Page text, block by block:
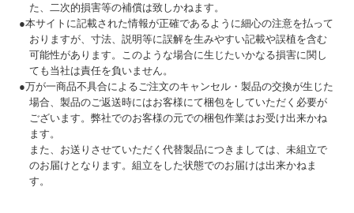
た、二次的損害等の補償は致しかねます。
●本サイトに記載された情報が正確であるように細心の注意を払って
おりますが、寸法、説明等に誤解を生みやすい記載や誤植を含む
可能性があります。このような場合に生じたいかなる損害に関し
ても当社は責任を負いません。
●万が一商品不具合によるご注文のキャンセル・製品の交換が生じた
場合、製品のご返送時にはお客様にて梱包をしていただく必要が
ございます。弊社でのお客様の元での梱包作業はお受け出来かね
ます。
また、お送りさせていただく代替製品につきましては、未組立で
のお届けとなります。組立をした状態でのお届けは出来かねま
す。